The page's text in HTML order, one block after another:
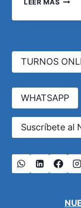
LEER MÁS
DE
TURNOS
WHATSAPP
Suscríbete al